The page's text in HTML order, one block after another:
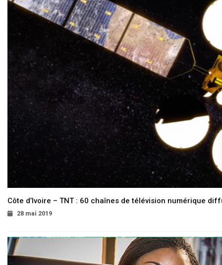
Côte d’Ivoire – TNT : 60 chaînes de télévision numérique
28 mai 2019